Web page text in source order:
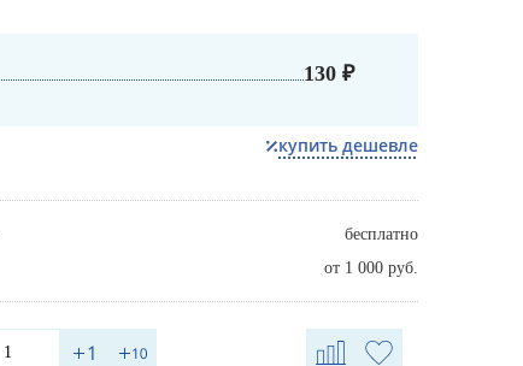
130 ₽
купить дешевле
бесплатно
от 1 000 руб.